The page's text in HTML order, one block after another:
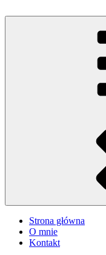
do
Strona główna
O mnie
Kontakt